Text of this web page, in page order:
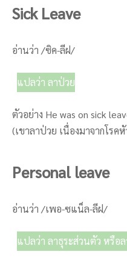
Sick Leave
อ่านว่า /ซิค-ลีฝ/
แปลว่า ลาป่วย
ตัวอย่าง He was on sick
(เขาลาป่วย เนื่องมาจากโรคหั
Personal leave
อ่านว่า /เพอ-ซแน็ล-ลีฝ/
แปลว่า ลาธุระส่วนตัว หรือล